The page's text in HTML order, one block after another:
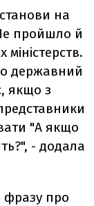
на
пройшло й
міністерств.
державний
якщо з
"А якщо
- додала
фразу про